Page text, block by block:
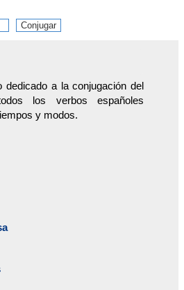
dedicado a la conjugación del
los verbos españoles
y modos.